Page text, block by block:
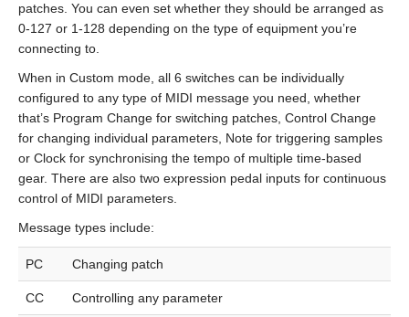
patches. You can even set whether they should be arranged as
0-127 or 1-128 depending on the type of equipment you’re
connecting to.
When in Custom mode, all 6 switches can be individually
configured to any type of MIDI message you need, whether
that’s Program Change for switching patches, Control Change
for changing individual parameters, Note for triggering samples
or Clock for synchronising the tempo of multiple time-based
gear. There are also two expression pedal inputs for continuous
control of MIDI parameters.
Message types include:
PC Changing patch
CC Controlling any parameter